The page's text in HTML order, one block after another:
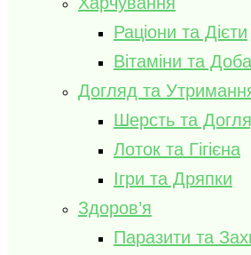
Раціони та Дієти
Вітаміни та
Догляд та
Шерсть та
Лоток та Гігієна
Ігри та Дряпки
Здоров’я
Паразити та